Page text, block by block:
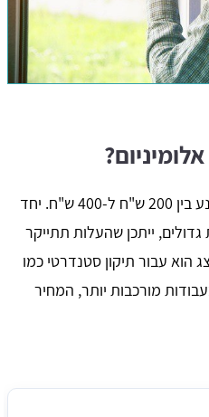
מחיר של תיקון חלון מאלומיניום נע בין 200 ש"ח ל-400 ש"ח. יחד
ייתכן שהעלות תתייקר
עבור תיקון סטנדרטי כמו
מורכבות יותר, המחיר